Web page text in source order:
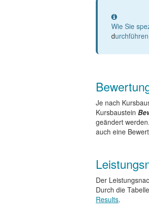
Information
Wie Sie
d
Je nach
Kursbaustein
geändert
auch eine
Der
Durch die
Results.